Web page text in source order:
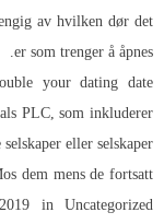
av hvilken dør det
er som trenger å åpnes.
your dating date
PLC, som inkluderer
eller selskaper
dem mens de fortsatt
in Uncategorized